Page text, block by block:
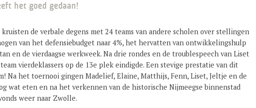
het goed gedaan!
de verbale degens met 24 teams van andere scholen over stellingen
van het defensiebudget naar 4%, het hervatten van ontwikkelingshulp
en de vierdaagse werkweek. Na drie rondes en de troublespeech van Liset
vierdeklassers op de 13e plek eindigde. Een stevige prestatie van dit
Na het toernooi gingen Madelief, Elaine, Matthijs, Fenn, Liset, Jeltje en de
wat eten en na het verkennen van de historische Nijmeegse binnenstad
weer naar Zwolle.